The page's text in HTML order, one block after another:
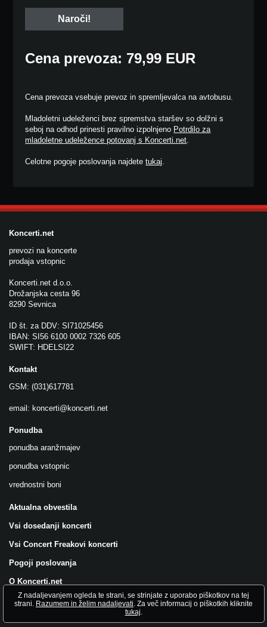
Cena prevoza: 79,99 EUR
Cena prevoza vsebuje prevoz in spremljevalca na avtobusu.
Mladoletni udeleženci brez spremstva staršev so dolžni s
seboj na odhod prinesti pravilno izpolnjeno Potrdilo za
mladoletne udeležence potovanj s Koncerti.net.
Celotne pogoje poslovanja najdetetukaj.
Koncerti.net
prevozi na koncerte
prodaja vstopnic
Koncerti.net d.o.o.
Drožanjska cesta 96
8290 Sevnica
ID št. za DDV: SI71025456
IBAN: SI56 6100 0002 7326 605
SWIFT: HDELSI22
Kontakt
GSM: (031)617781
email: koncerti@koncerti.net
Ponudba
ponudba aranžmajev
ponudba vstopnic
vrednostni boni
Aktualna obvestila
Vsi dosedanji koncerti
Vsi Concert Freakovi koncerti
Pogoji poslovanja
O Koncerti.net
Všečkajte nas na FB!
Z nadaljevanjem ogleda te strani, se strinjate z uporabo piškotkov na tej
strani. Razumem in želim nadaljevati. Za več informacij o piškotkih kliknite
tukaj.